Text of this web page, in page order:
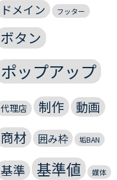
ドメイン フッター
ボタン
ポップアップ
代理店 制作 動画
商材 囲み枠 垢BAN
基準 基準値 媒体